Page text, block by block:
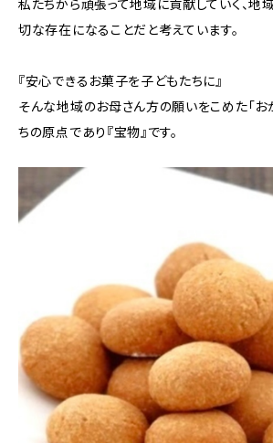
私たちから頑張って地域に貢献していく、地
切な存在になることだと考えています。
『安心できるお菓子を子どもたちに』
そんな地域のお母さん方の願いをこめた「お
ちの原点であり『宝物』です。